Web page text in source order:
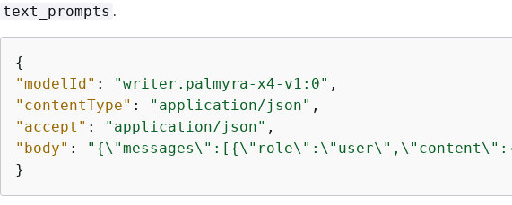
text_prompts .
{
"modelId" : "writer.palmyra-x4-v1:0"
"contentType" : "application/json"
"accept" : "application/json"
"body" : " {\"messages\":[ {\"role\":\"user\",\"content\":
}